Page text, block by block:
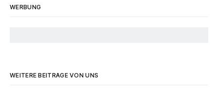
WERBUNG
WEITERE BEITRÄGE VON UNS